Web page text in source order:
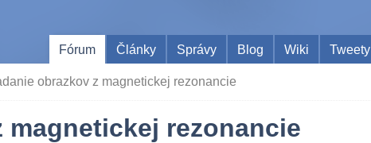
Fórum
Články Správy Blog Wiki Tweety
obrazkov z magnetickej rezonancie
rezonancie